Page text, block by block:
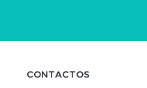
CONTACTOS